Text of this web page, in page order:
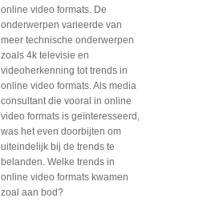
online video formats. De
onderwerpen varieerde van
meer technische onderwerpen
zoals 4k televisie en
videoherkenning tot trends in
online video formats. Als media
consultant die vooral in online
video formats is geïnteresseerd,
was het even doorbijten om
uiteindelijk bij de trends te
belanden. Welke trends in
online video formats kwamen
zoal aan bod?